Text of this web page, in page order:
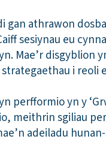
gan athrawon
sesiynau eu
Mae’r disgyblion
i reoli
perfformio yn y
meithrin sgiliau
adeiladu